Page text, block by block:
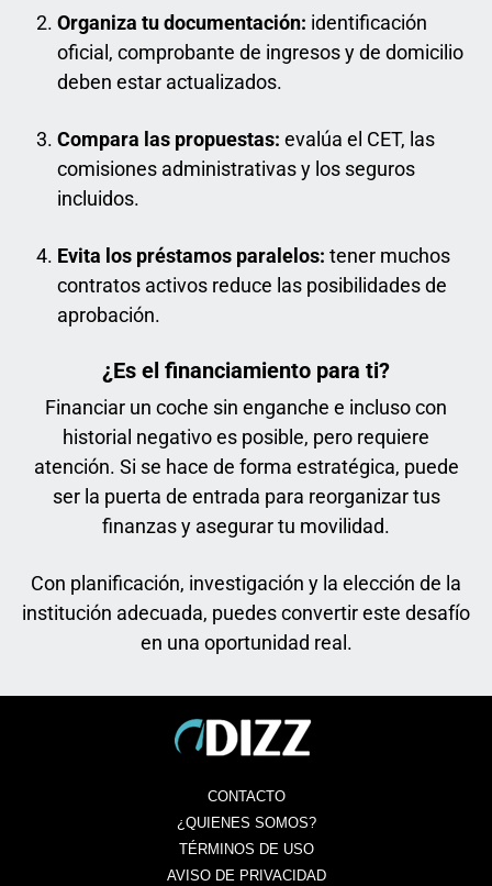
Organiza tu documentación: identificación
oficial, comprobante de ingresos y de domicilio
deben estar actualizados.
Compara las propuestas: evalúa el CET, las
comisiones administrativas y los seguros
incluidos.
Evita los préstamos paralelos: tener muchos
contratos activos reduce las posibilidades de
aprobación.
¿Es el financiamiento para ti?
Financiar un coche sin enganche e incluso con
historial negativo es posible, pero requiere
atención. Si se hace de forma estratégica, puede
ser la puerta de entrada para reorganizar tus
finanzas y asegurar tu movilidad.
Con planificación, investigación y la elección de la
institución adecuada, puedes convertir este desafío
en una oportunidad real.
CONTACTO
¿QUIENES SOMOS?
TÉRMINOS DE USO
AVISO DE PRIVACIDAD